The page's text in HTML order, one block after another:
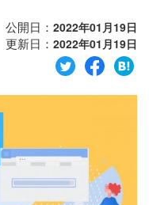
公開日： 2022年01月19日
更新日： 2022年01月19日